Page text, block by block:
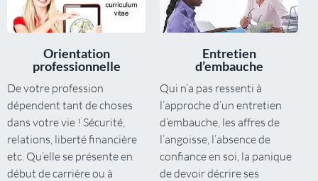
Orientation
professionnelle
De votre profession
dépendent tant de choses
dans votre vie ! Sécurité,
relations, liberté financière
etc. Qu’elle se présente en
début de carrière ou à
Entretien
d’embauche
Qui n’a pas ressenti à
l’approche d’un entretien
d’embauche, les affres de
l’angoisse, l’absence de
confiance en soi, la panique
de devoir décrire ses